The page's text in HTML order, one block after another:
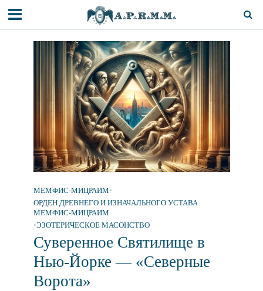
МЕМФИС-МИЦРАИМ•
ОРДЕН ДРЕВНЕГО И ИЗНАЧАЛЬНОГО УСТАВА
МЕМФИС-МИЦРАИМ
•ЭЗОТЕРИЧЕСКОЕ МАСОНСТВО
Суверенное Святилище в
Нью-Йорке — «Северные
Ворота»